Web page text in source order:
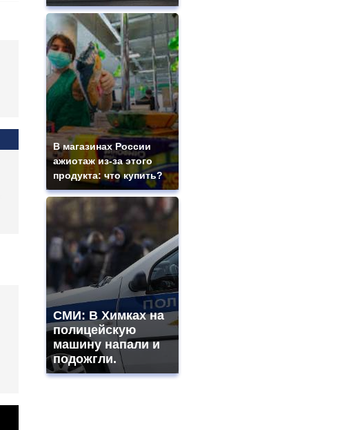
В магазинах России
ажиотаж из-за этого
продукта: что купить?
СМИ: В Химках на
полицейскую
машину напали и
подожгли.